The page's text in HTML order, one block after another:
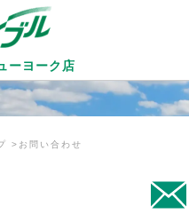
ーヨーク店
お問い合わせ